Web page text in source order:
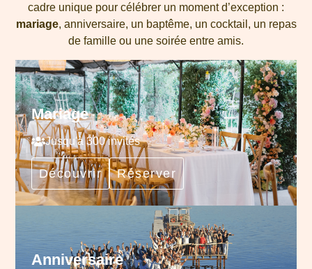
cadre unique pour célébrer un moment d’exception :
mariage, anniversaire, un baptême, un cocktail, un repas
de famille ou une soirée entre amis.
Mariage
Jusqu'à 300 invités
Découvrir Réserver
Anniversaire